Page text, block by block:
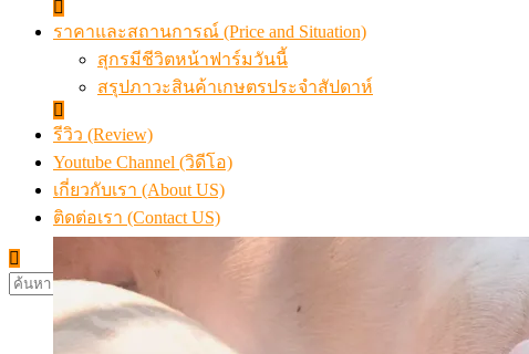
ราคาและสถานการณ์ (Price and Situation)
สุกรมีชีวิตหน้าฟาร์มวันนี้
สรุปภาวะสินค้าเกษตรประจำสัปดาห์
รีวิว (Review)
Youtube Channel (วิดีโอ)
เกี่ยวกับเรา (About US)
ติดต่อเรา (Contact US)
ค้นหา
สำหรับ: